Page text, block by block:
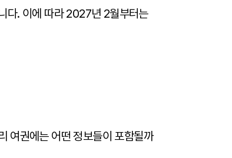
다. 이에 따라 2027년 2월부터는
여권에는 어떤 정보들이 포함될까